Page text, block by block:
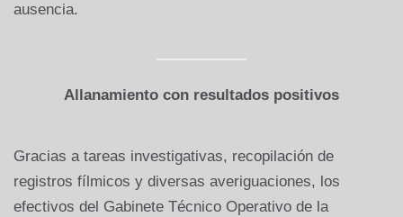
ausencia.
Allanamiento con resultados positivos
Gracias a tareas investigativas, recopilación de
registros fílmicos y diversas averiguaciones, los
efectivos del Gabinete Técnico Operativo de la